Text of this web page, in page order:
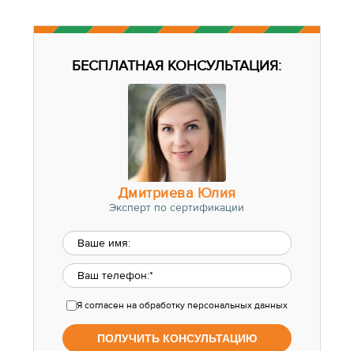
БЕСПЛАТНАЯ КОНСУЛЬТАЦИЯ:
Дмитриева Юлия
Эксперт по сертификации
Я согласен на обработку персональных данных